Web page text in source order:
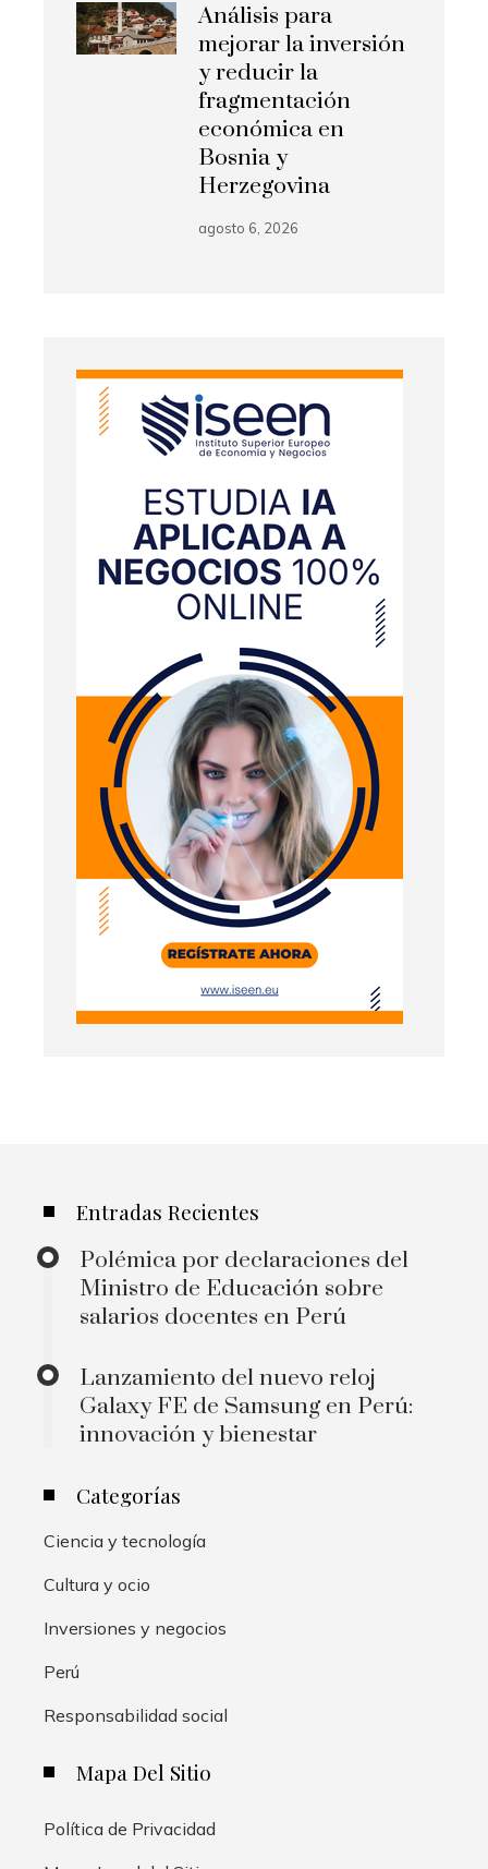
Análisis para
mejorar la inversión
y reducir la
fragmentación
económica en
Bosnia y
Herzegovina
agosto 6, 2026
Entradas Recientes
Polémica por declaraciones del
Ministro de Educación sobre
salarios docentes en Perú
Lanzamiento del nuevo reloj
Galaxy FE de Samsung en Perú:
innovación y bienestar
Categorías
Ciencia y tecnología
Cultura y ocio
Inversiones y negocios
Perú
Responsabilidad social
Mapa Del Sitio
Política de Privacidad